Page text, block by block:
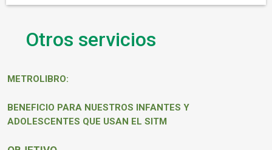
Otros servicios
METROLIBRO:
BENEFICIO PARA NUESTROS INFANTES Y
ADOLESCENTES QUE USAN EL SITM